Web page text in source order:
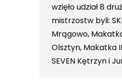
wzięło udział 8
mistrzostw byli:
Mrągowo,
Olsztyn, Makatka
SEVEN Kętrzyn i